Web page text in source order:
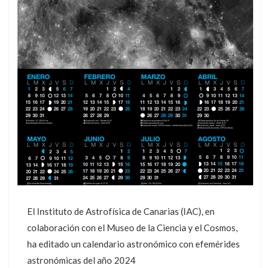
El Instituto de Astrofísica de Canarias (IAC), en
colaboración con el Museo de la Ciencia y el Cosmos,
ha editado un calendario astronómico con efemérides
astronómicas del año 2024